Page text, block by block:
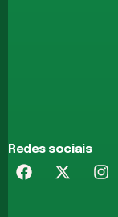
Redes sociais